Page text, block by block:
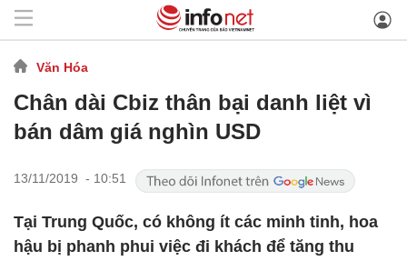
Văn Hóa
Chân dài Cbiz thân bại danh liệt vì
bán dâm giá nghìn USD
13/11/2019 - 10:51
Tại Trung Quốc, có không ít các minh tinh, hoa
hậu bị phanh phui việc đi khách để tăng thu